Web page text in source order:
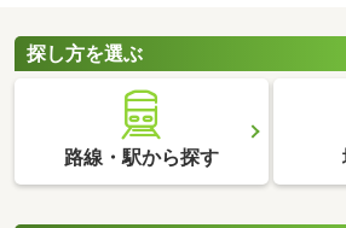
探し方を選ぶ
路線・駅から探す